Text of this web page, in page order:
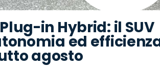
in Hybrid: il SUV
ed
agosto